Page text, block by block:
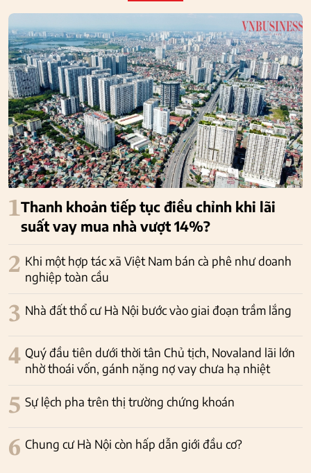
1Thanh khoản tiếp tục điều chỉnh khi lãi
suất vay mua nhà vượt 14%?
2 Khi một hợp tác xã Việt Nam bán cà phê như doanh
nghiệp toàn cầu
3 Nhà đất thổ cư Hà Nội bước vào giai đoạn trầm lắng
4 Quý đầu tiên dưới thời tân Chủ tịch, Novaland lãi lớn
nhờ thoái vốn, gánh nặng nợ vay chưa hạ nhiệt
5 Sự lệch pha trên thị trường chứng khoán
6 Chung cư Hà Nội còn hấp dẫn giới đầu cơ?